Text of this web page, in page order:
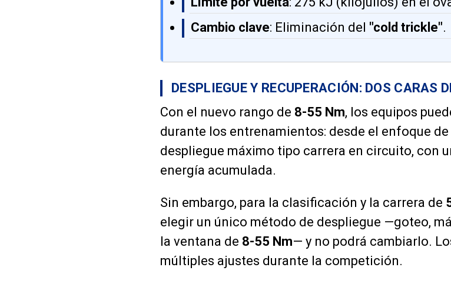
Cambio clave: Eliminación del "cold trickle".
DESPLIEGUE Y RECUPERACIÓN: DOS CARAS
Con el nuevo rango de 8-55 Nm, los equipos
durante los entrenamientos: desde el enfoque de
despliegue máximo tipo carrera en circuito, con
energía acumulada.
Sin embargo, para la clasificación y la carrera de
elegir un único método de despliegue —goteo,
la ventana de 8-55 Nm— y no podrá cambiarlo.
múltiples ajustes durante la competición.